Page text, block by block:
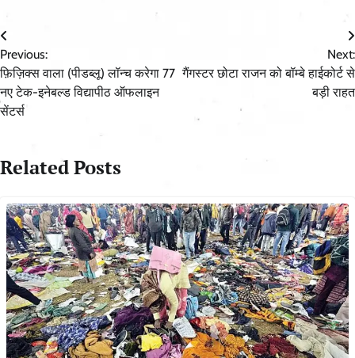
Post
navigation
Previous:
फ़िज़िक्स वाला (पीडब्लू) लॉन्च करेगा 77
नए टेक-इनेबल्ड विद्यापीठ ऑफलाइन
सेंटर्स
Next:
गैंगस्टर छोटा राजन को बॉम्बे हाईकोर्ट से
बड़ी राहत
Related Posts